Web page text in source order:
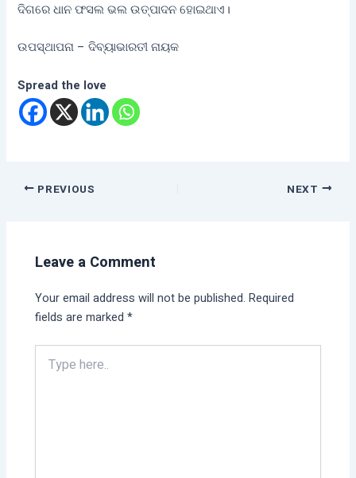
ଦିଗରେ ଧାନ ଫସଲ ଭଲ ଉତ୍ପାଦନ ହୋଇଥାଏ।
ଉପସ୍ଥାପନା – ଦିବ୍ୟାଭାରତୀ ନାୟକ
Spread the love
PREVIOUS NEXT
Leave a Comment
Your email address will not be published. Required
fields are marked*
here..